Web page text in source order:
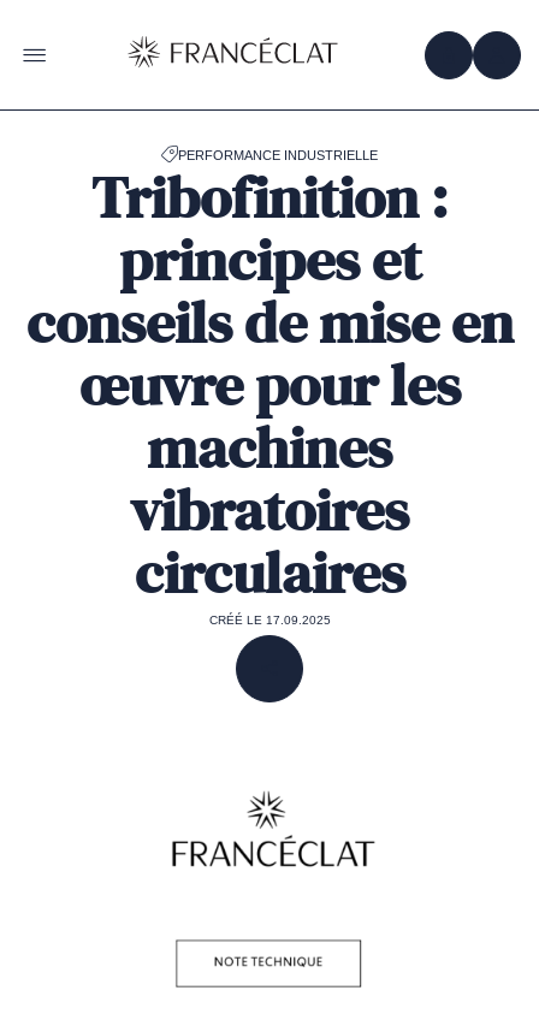
la
page
de
OBTENIR
PERFORMANCE INDUSTRIELLE
Tribofinition :
principes et
conseils de mise en
œuvre pour les
machines
vibratoires
circulaires
CRÉÉ LE 17.09.2025
PARTAGER